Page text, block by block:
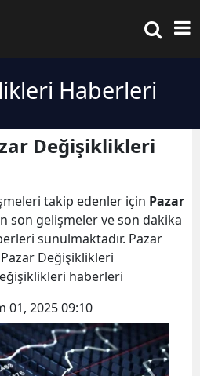
Haberleri
Değişiklikleri
takip edenler için Pazar
son gelişmeler ve son dakika
sunulmaktadır. Pazar
Değişiklikleri
haberleri
01, 2025 09:10